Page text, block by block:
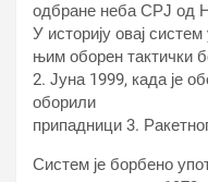
одбране неба СРЈ од
У историју овај
њим оборен тактички
2. Јуна 1999, када је
оборили
припадници 3.
Систем је борбено